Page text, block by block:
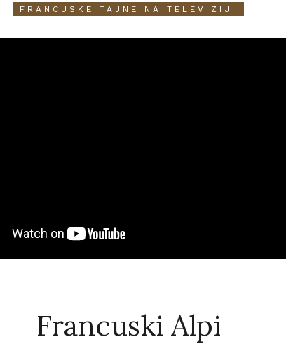
FRANCUSKE TAJNE NA TELEVIZIJI
Francuski Alpi